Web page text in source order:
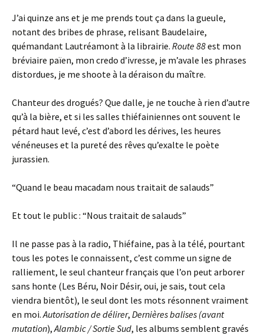
J’ai quinze ans et je me prends tout ça dans la gueule,
notant des bribes de phrase, relisant Baudelaire,
quémandant Lautréamont à la librairie. Route 88est mon
bréviaire païen, mon credo d’ivresse, je m’avale les phrases
distordues, je me shoote à la déraison du maître.
Chanteur des drogués? Que dalle, je ne touche à rien d’autre
qu’à la bière, et si les salles thiéfainiennes ont souvent le
pétard haut levé, c’est d’abord les dérives, les heures
vénéneuses et la pureté des rêves qu’exalte le poète
jurassien.
“Quand le beau macadam nous traitait de salauds”
Et tout le public : “Nous traitait de salauds”
Il ne passe pas à la radio, Thiéfaine, pas à la télé, pourtant
tous les potes le connaissent, c’est comme un signe de
ralliement, le seul chanteur français que l’on peut arborer
sans honte (Les Béru, Noir Désir, oui, je sais, tout cela
viendra bientôt), le seul dont les mots résonnent vraiment
en moi.Autorisation de délirer, Dernières balises (avant
mutation),Alambic / Sortie Sud, les albums semblent gravés